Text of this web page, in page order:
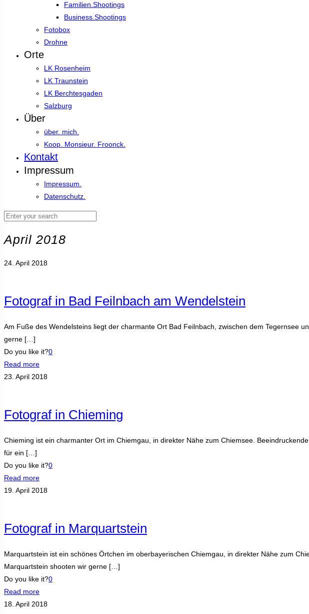
Familien.Shootings
Business.Shootings
Fotobox
Drohne
Orte
LK Rosenheim
LK Traunstein
LK Berchtesgaden
Salzburg
Über
über. mich.
Koop. Monsieur. Froonck.
Kontakt
Impressum
Impressum.
Datenschutz.
April 2018
24. April 2018
Fotograf in Bad Feilnbach am Wendelstein
Am Fuße des Wendelsteins liegt der charmante Ort Bad Feilnbach, zwischen dem Tegernsee
gerne […]
Do you like it?0
Read more
23. April 2018
Fotograf in Chieming
Chieming ist ein charmanter Ort im Chiemgau, in direkter Nähe zum Chiemsee.
für ein […]
Do you like it?0
Read more
19. April 2018
Fotograf in Marquartstein
Marquartstein ist ein schönes Örtchen im oberbayerischen Chiemgau, in direkter Nähe zum
Marquartstein shooten wir gerne […]
Do you like it?0
Read more
18. April 2018